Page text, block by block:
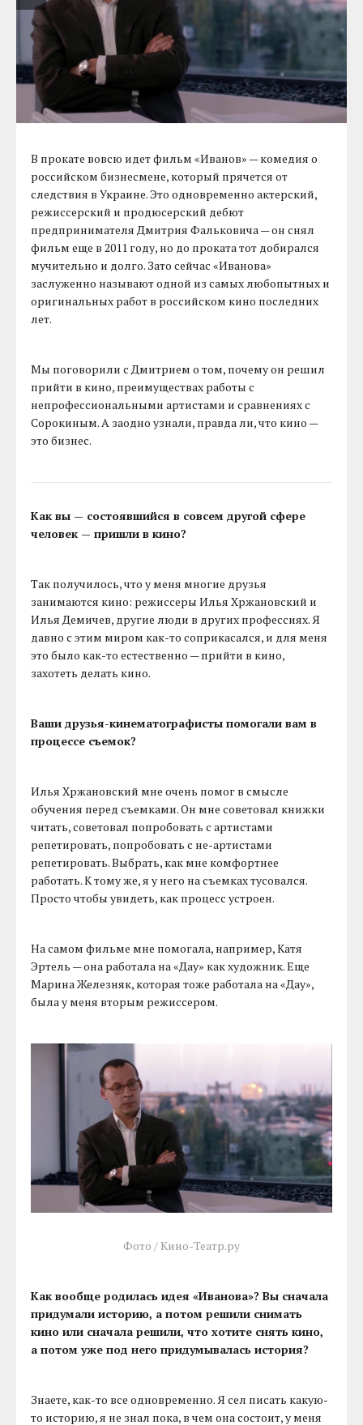
В прокате вовсю идет фильм «Иванов» — комедия о
российском бизнесмене, который прячется от
следствия в Украине. Это одновременно актерский,
режиссерский и продюсерский дебют
предпринимателя Дмитрия Фальковича — он снял
фильм еще в 2011 году, но до проката тот добирался
мучительно и долго. Зато сейчас «Иванова»
заслуженно называют одной из самых любопытных и
оригинальных работ в российском кино последних
лет.
Мы поговорили с Дмитрием о том, почему он решил
прийти в кино, преимуществах работы с
непрофессиональными артистами и сравнениях с
Сорокиным. А заодно узнали, правда ли, что кино —
это бизнес.
Как вы — состоявшийся в совсем другой сфере
человек — пришли в кино?
Так получилось, что у меня многие друзья
занимаются кино: режиссеры Илья Хржановский и
Илья Демичев, другие люди в других профессиях. Я
давно с этим миром как-то соприкасался, и для меня
это было как-то естественно — прийти в кино,
захотеть делать кино.
Ваши друзья-кинематографисты помогали вам в
процессе съемок?
Илья Хржановский мне очень помог в смысле
обучения перед съемками. Он мне советовал книжки
читать, советовал попробовать с артистами
репетировать, попробовать с не-артистами
репетировать. Выбрать, как мне комфортнее
работать. К тому же, я у него на съемках тусовался.
Просто чтобы увидеть, как процесс устроен.
На самом фильме мне помогала, например, Катя
Эртель — она работала на «Дау» как художник. Еще
Марина Железняк, которая тоже работала на «Дау»,
была у меня вторым режиссером.
Фото / Кино-Театр.ру
Как вообще родилась идея «Иванова»? Вы сначала
придумали историю, а потом решили снимать
кино или сначала решили, что хотите снять кино,
а потом уже под него придумывалась история?
Знаете, как-то все одновременно. Я сел писать какую-
то историю, я не знал пока, в чем она состоит, у меня